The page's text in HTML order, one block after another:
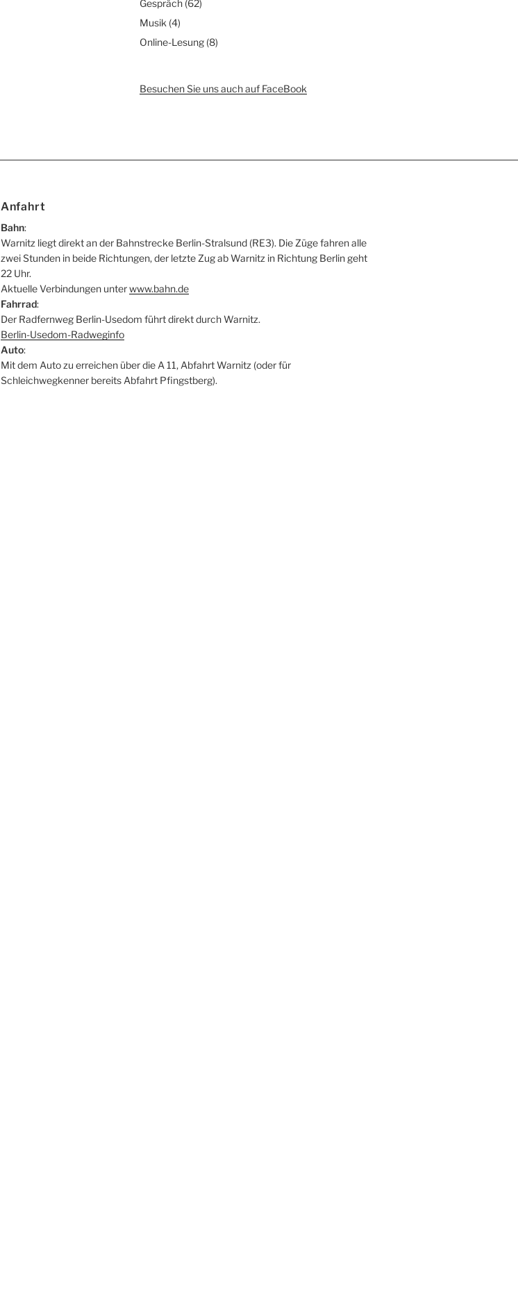
Gespräch(62)
Musik (4)
Online-Lesung(8)
Besuchen Sie uns auch auf FaceBook
Anfahrt
Bahn:
Warnitz liegt direkt an der Bahnstrecke Berlin-Stralsund (RE3). Die Züge fahren alle
zwei Stunden in beide Richtungen, der letzte Zug ab Warnitz in Richtung Berlin geht
22 Uhr.
Aktuelle Verbindungen unterwww.bahn.de
Fahrrad:
Der Radfernweg Berlin-Usedom führt direkt durch Warnitz.
Berlin-Usedom-Radweginfo
Auto:
Mit dem Auto zu erreichen über die A 11, Abfahrt Warnitz (oder für
Schleichwegkenner bereits Abfahrt Pfingstberg).